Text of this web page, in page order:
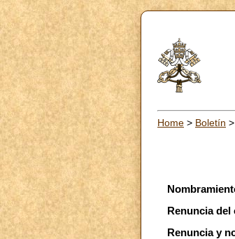
Home > Boletín >
Renuncia
Renuncia y